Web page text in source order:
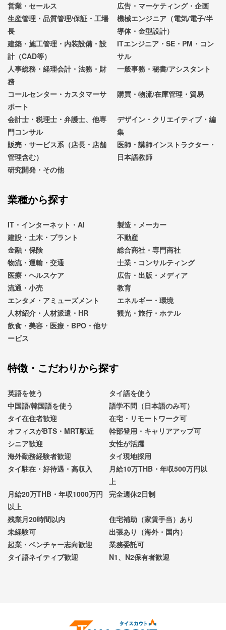
営業・セールス
広告・マーケティング・企画
生産管理・品質管理/保証・工場
長
機械エンジニア（電気/電子/半
導体・金型設計）
建築・施工管理・内装設備・設
計（CAD等）
ITエンジニア・SE・PM・コン
サル
人事総務・経理会計・法務・財
務
一般事務・秘書/アシスタント
コールセンター・カスタマーサ
ポート
購買・物流/在庫管理・貿易
会計士・税理士・弁護士、他専
門コンサル
デザイン・クリエイティブ・編
集
販売・サービス系（店長・店舗
管理含む）
医師・講師インストラクター・
日本語教師
研究開発・その他
業種から探す
IT・インターネット・AI
製造・メーカー
建設・土木・プラント
不動産
金融・保険
総合商社・専門商社
物流・運輸・交通
士業・コンサルティング
医療・ヘルスケア
広告・出版・メディア
流通・小売
教育
エンタメ・アミューズメント
エネルギー・環境
人材紹介・人材派遣・HR
観光・旅行・ホテル
飲食・美容・医療・BPO・他サ
ービス
特徴・こだわりから探す
英語を使う
タイ語を使う
中国語/韓国語を使う
語学不問（日本語のみ可）
タイ在住者歓迎
在宅・リモートワーク可
オフィスがBTS・MRT駅近
幹部登用・キャリアアップ可
シニア歓迎
女性が活躍
海外勤務経験者歓迎
タイ現地採用
タイ駐在・好待遇・高収入
月給10万THB・年収500万円以
上
月給20万THB・年収1000万円
以上
完全週休2日制
残業月20時間以内
住宅補助（家賃手当）あり
未経験可
出張あり（海外・国内）
起業・ベンチャー志向歓迎
業務委託可
タイ語ネイティブ歓迎
N1、N2保有者歓迎